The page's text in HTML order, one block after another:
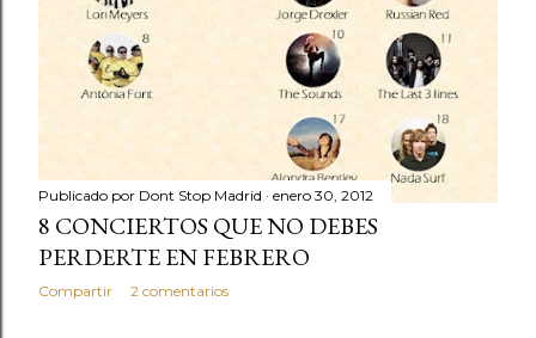
Publicado por Dont Stop Madrid enero 30, 2012
8 CONCIERTOS QUE NO DEBES
PERDERTE EN FEBRERO
Compartir 2 comentarios